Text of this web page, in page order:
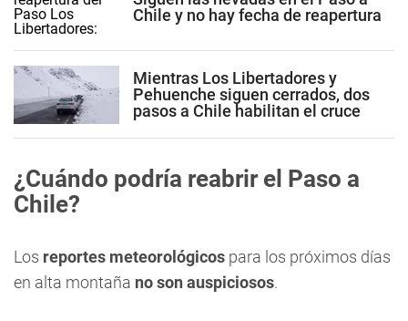
Chile y no hay fecha de reapertura
Mientras Los Libertadores y
Pehuenche siguen cerrados, dos
pasos a Chile habilitan el cruce
¿Cuándo podría reabrir el Paso a
Chile?
Los reportes meteorológicos para los próximos días
en alta montaña no son auspiciosos.